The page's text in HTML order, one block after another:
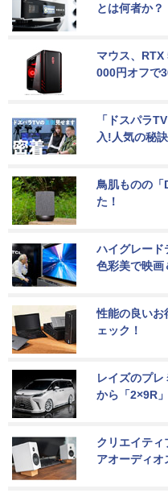
とは何者か？
マウス、
000円オフで
「ドスパラ
入!人気の秘
鳥肌ものの「
た！
ハイグレー
色彩美で映画
性能の良いお
ェック！
レイズのプ
から「2×9R
クリエイティ
アオーディオ